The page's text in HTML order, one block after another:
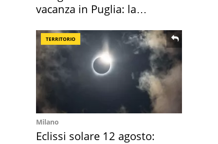
vacanza in Puglia: la
TERRITORIO
Milano
Eclissi solare 12 agosto: